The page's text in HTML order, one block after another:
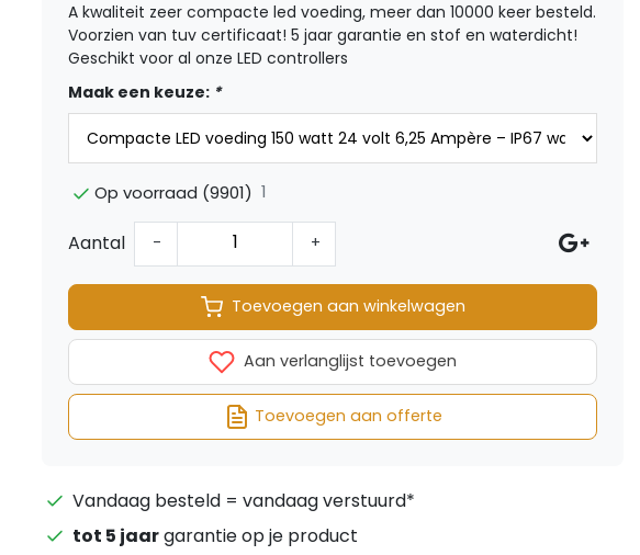
A kwaliteit zeer compacte led voeding, meer dan 10000 keer besteld.
Voorzien van tuv certificaat! 5 jaar garantie en stof en waterdicht!
Geschikt voor al onze LED controllers
Maak een keuze: *
Op voorraad (9901) 1
Aantal - +
Toevoegen aan winkelwagen
Aan verlanglijst toevoegen
Toevoegen aan offerte
Vandaag besteld = vandaag verstuurd*
tot 5 jaargarantie op je product